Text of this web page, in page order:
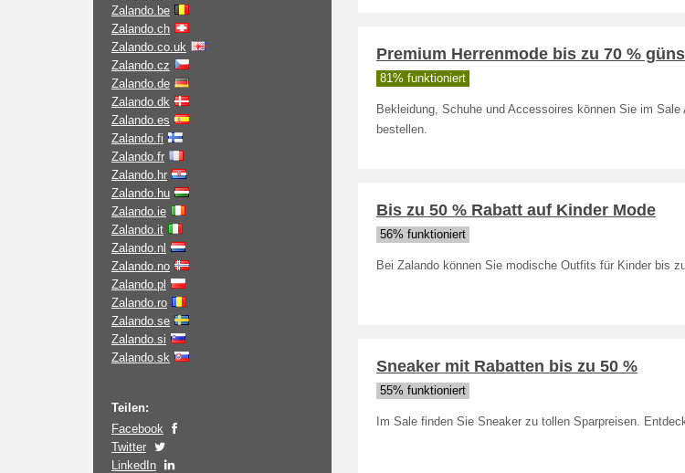
Zalando.be
Zalando.ch
Zalando.co.uk
Zalando.cz
Zalando.de
Zalando.dk
Zalando.es
Zalando.fi
Zalando.fr
Zalando.hr
Zalando.hu
Zalando.ie
Zalando.it
Zalando.nl
Zalando.no
Zalando.pl
Zalando.ro
Zalando.se
Zalando.si
Zalando.sk
Teilen:
Facebook
Twitter
LinkedIn
Premium Herrenmode bis zu 70 %
81% funktioniert
Bekleidung, Schuhe und Accessoires können Sie im
bestellen.
Bis zu 50 % Rabatt auf Kinder Mode
56% funktioniert
Bei Zalando können Sie modische Outfits für Kinder bis
Sneaker mit Rabatten bis zu 50 %
55% funktioniert
Im Sale finden Sie Sneaker zu tollen Sparpreisen.